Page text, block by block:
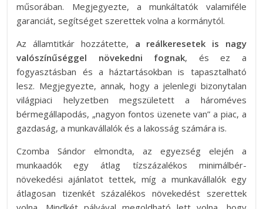
műsorában. Megjegyezte, a munkáltatók valamiféle
garanciát, segítséget szerettek volna a kormánytól.
Az államtitkár hozzátette, a reálkeresetek is nagy
valószínűséggel növekedni fognak, és ez a
fogyasztásban és a háztartásokban is tapasztalható
lesz. Megjegyezte, annak, hogy a jelenlegi bizonytalan
világpiaci helyzetben megszületett a hároméves
bérmegállapodás, „nagyon fontos üzenete van” a piac, a
gazdaság, a munkavállalók és a lakosság számára is.
Czomba Sándor elmondta, az egyezség elején a
munkaadók egy átlag tízszázalékos minimálbér-
növekedési ajánlatot tettek, míg a munkavállalók egy
átlagosan tizenkét százalékos növekedést szerettek